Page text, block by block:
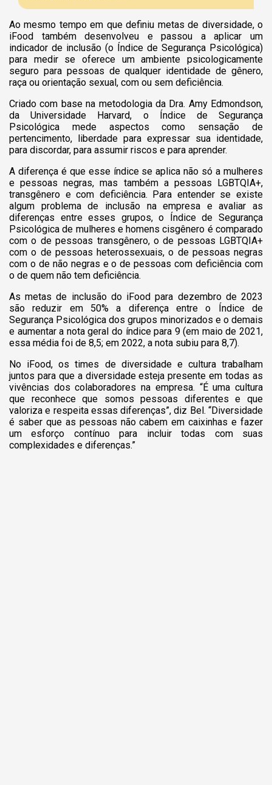
Ao mesmo tempo em que definiu metas de diversidade, o
iFood também desenvolveu e passou a aplicar um
indicador de inclusão (o Índice de Segurança Psicológica)
para medir se oferece um ambiente psicologicamente
seguro para pessoas de qualquer identidade de gênero,
raça ou orientação sexual, com ou sem deficiência.
Criado com base na metodologia da Dra. Amy Edmondson,
da Universidade Harvard, o Índice de Segurança
Psicológica mede aspectos como sensação de
pertencimento, liberdade para expressar sua identidade,
para discordar, para assumir riscos e para aprender.
A diferença é que esse índice se aplica não só a mulheres
e pessoas negras, mas também a pessoas LGBTQIA+,
transgênero e com deficiência. Para entender se existe
algum problema de inclusão na empresa e avaliar as
diferenças entre esses grupos, o Índice de Segurança
Psicológica de mulheres e homens cisgênero é comparado
com o de pessoas transgênero, o de pessoas LGBTQIA+
com o de pessoas heterossexuais, o de pessoas negras
com o de não negras e o de pessoas com deficiência com
o de quem não tem deficiência.
As metas de inclusão do iFood para dezembro de 2023
são reduzir em 50% a diferença entre o Índice de
Segurança Psicológica dos grupos minorizados e o demais
e aumentar a nota geral do índice para 9 (em maio de 2021,
essa média foi de 8,5; em 2022, a nota subiu para 8,7).
No iFood, os times de diversidade e cultura trabalham
juntos para que a diversidade esteja presente em todas as
vivências dos colaboradores na empresa. “É uma cultura
que reconhece que somos pessoas diferentes e que
valoriza e respeita essas diferenças”, diz Bel. “Diversidade
é saber que as pessoas não cabem em caixinhas e fazer
um esforço contínuo para incluir todas com suas
complexidades e diferenças.”